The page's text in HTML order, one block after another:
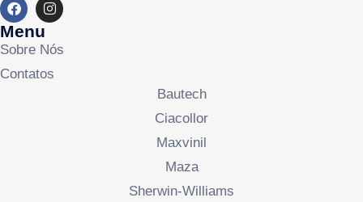
Menu
Sobre Nós
Contatos
Bautech
Ciacollor
Maxvinil
Maza
Sherwin-Williams